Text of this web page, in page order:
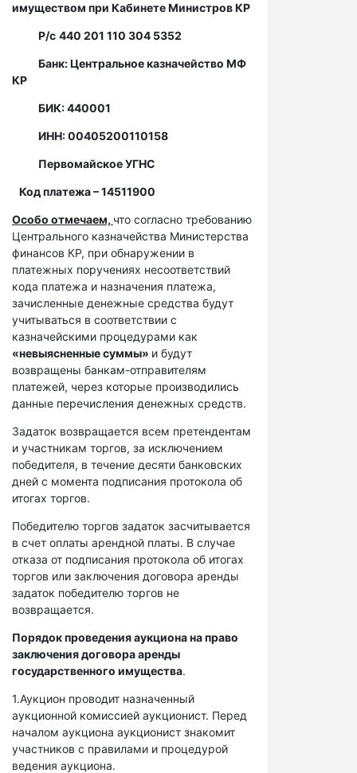
имуществом при Кабинете Министров КР
Р/с 440 201 110 304 5352
Банк: Центральное казначейство МФ
КР
БИК: 440001
ИНН: 00405200110158
Первомайское УГНС
Код платежа – 14511900
Особо отмечаем, что согласно требованию
Центрального казначейства Министерства
финансов КР, при обнаружении в
платежных поручениях несоответствий
кода платежа и назначения платежа,
зачисленные денежные средства будут
учитываться в соответствии с
казначейскими процедурами как
«невыясненные суммы» и будут
возвращены банкам-отправителям
платежей, через которые производились
данные перечисления денежных средств.
Задаток возвращается всем претендентам
и участникам торгов, за исключением
победителя, в течение десяти банковских
дней с момента подписания протокола об
итогах торгов.
Победителю торгов задаток засчитывается
в счет оплаты арендной платы. В случае
отказа от подписания протокола об итогах
торгов или заключения договора аренды
задаток победителю торгов не
возвращается.
Порядок проведения аукциона на право
заключения договора аренды
государственного имущества.
1.Аукцион проводит назначенный
аукционной комиссией аукционист. Перед
началом аукциона аукционист знакомит
участников с правилами и процедурой
ведения аукциона.